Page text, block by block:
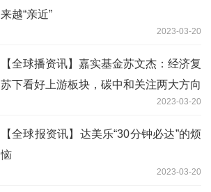
来越“亲近”
2023-03-20
【全球播资讯】嘉实基金苏文杰：经济复
苏下看好上游板块，碳中和关注两大方向
2023-03-20
【全球报资讯】达美乐“30分钟必达”的烦
恼
2023-03-20